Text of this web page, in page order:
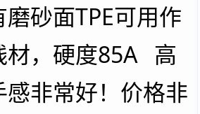
砂面TPE可用作
材，硬度85A 高
感非常好！价格非